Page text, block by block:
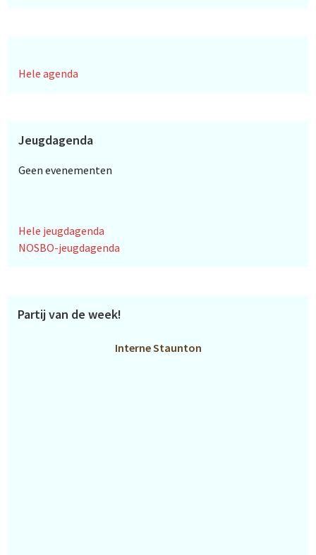
Hele agenda
Jeugdagenda
Geen evenementen
Hele jeugdagenda
NOSBO-jeugdagenda
Partij van de week!
Interne Staunton